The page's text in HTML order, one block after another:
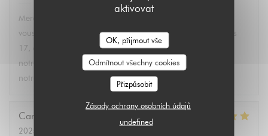
aktivovat
OK, přijmout vše
Odmítnout všechny cookies
Přizpůsobit
Zásady ochrany osobních údajů
undefined
odpověděl na hodnocení
Merci Martin pour vos 5 étoiles ! C'est avec plaisir que nous
vous accueillons dans notre restaurant Bistro Aux Dés Calés
17, où vous pourrez découvrir dès l'arrivée des beaux jours
notre terrasse et nos plats faits maison. À très bientôt dans
notre bistro à Paris ! L'équipe des Aux Dés Calés.
Caroline
2025-02-21